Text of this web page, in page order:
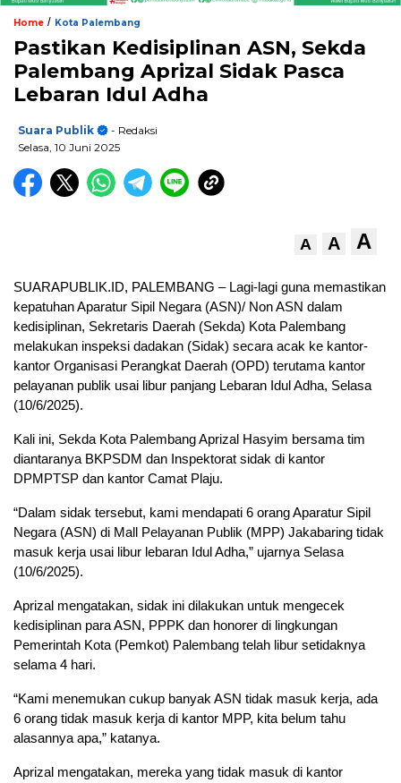
Home / Kota Palembang
Pastikan Kedisiplinan ASN, Sekda
Palembang Aprizal Sidak Pasca
Lebaran Idul Adha
Suara Publik
- Redaksi
Selasa, 10 Juni 2025
A A A
SUARAPUBLIK.ID, PALEMBANG – Lagi-lagi guna memastikan
kepatuhan Aparatur Sipil Negara (ASN)/ Non ASN dalam
kedisiplinan, Sekretaris Daerah (Sekda) Kota Palembang
melakukan inspeksi dadakan (Sidak) secara acak ke kantor-
kantor Organisasi Perangkat Daerah (OPD) terutama kantor
pelayanan publik usai libur panjang Lebaran Idul Adha, Selasa
(10/6/2025).
Kali ini, Sekda Kota Palembang Aprizal Hasyim bersama tim
diantaranya BKPSDM dan Inspektorat sidak di kantor
DPMPTSP dan kantor Camat Plaju.
“Dalam sidak tersebut, kami mendapati 6 orang Aparatur Sipil
Negara (ASN) di Mall Pelayanan Publik (MPP) Jakabaring tidak
masuk kerja usai libur lebaran Idul Adha,” ujarnya Selasa
(10/6/2025).
Aprizal mengatakan, sidak ini dilakukan untuk mengecek
kedisiplinan para ASN, PPPK dan honorer di lingkungan
Pemerintah Kota (Pemkot) Palembang telah libur setidaknya
selama 4 hari.
“Kami menemukan cukup banyak ASN tidak masuk kerja, ada
6 orang tidak masuk kerja di kantor MPP, kita belum tahu
alasannya apa,” katanya.
Aprizal mengatakan, mereka yang tidak masuk di kantor